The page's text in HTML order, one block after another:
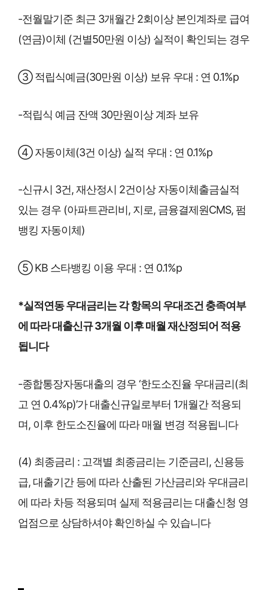
-전월말기준 최근 3개월간 2회이상 본인계좌로 급여
(연금)이체 (건별50만원 이상) 실적이 확인되는 경우
③ 적립식예금(30만원 이상) 보유 우대 : 연 0.1%p
-적립식 예금 잔액 30만원이상 계좌 보유
④ 자동이체(3건 이상) 실적 우대 : 연 0.1%p
-신규시 3건, 재산정시 2건이상 자동이체출금실적
있는 경우 (아파트관리비, 지로, 금융결제원CMS, 펌
뱅킹 자동이체)
⑤ KB 스타뱅킹 이용 우대 : 연 0.1%p
*실적연동 우대금리는 각 항목의 우대조건 충족여부
에 따라 대출신규 3개월 이후 매월 재산정되어 적용
됩니다
-종합통장자동대출의 경우 ‘한도소진율 우대금리(최
고 연 0.4%p)’가 대출신규일로부터 1개월간 적용되
며, 이후 한도소진율에 따라 매월 변경 적용됩니다
(4) 최종금리 : 고객별 최종금리는 기준금리, 신용등
급, 대출기간 등에 따라 산출된 가산금리와 우대금리
에 따라 차등 적용되며 실제 적용금리는 대출신청 영
업점으로 상담하셔야 확인하실 수 있습니다